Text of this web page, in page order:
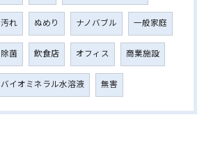
汚れ ぬめり ナノバブル 一般家庭
除菌 飲食店 オフィス 商業施設
バイオミネラル水溶液 無害